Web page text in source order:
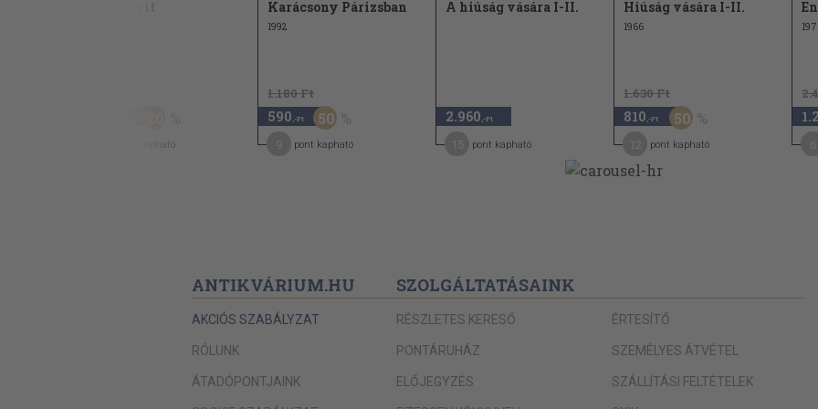
pont kapható
Karácsony Párizsban
1992
1.180 Ft
590 ,-Ft 50
pont kapható
A hiúság vására I-II.
2.960 ,-Ft
pont kapható
Hiúság vására I-II.
1966
1.630 Ft
810 ,-Ft 50
pont kapható
ANTIKVÁRIUM.HU
AKCIÓS SZABÁLYZAT
RÓLUNK
ÁTADÓPONTJAINK
SZOLGÁLTATÁSAINK
RÉSZLETES KERESŐ
PONTÁRUHÁZ
ELŐJEGYZÉS
ÉRTESÍTŐ
SZEMÉLYES ÁTVÉTEL
SZÁLLÍTÁSI FELTÉTELEK